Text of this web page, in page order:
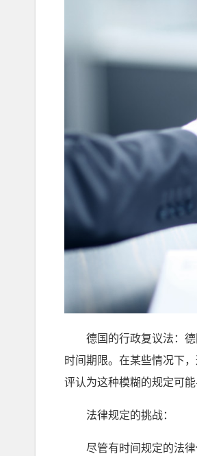
德国的行政复议法：德
时间期限。在某些情况下
评认为这种模糊的规定可
法律规定的挑战：
尽管有时间规定的法律